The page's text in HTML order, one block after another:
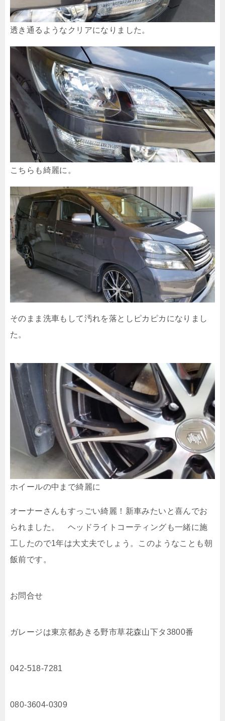
透き通るようなクリアになりました。
こちらも綺麗に。
そのまま洗車もして汚れを落としピカピカになりまし
た。
ホイールの中まで綺麗に
オーナーさんもすっごい綺麗！新車みたいと喜んでお
られました。 ヘッドライトコーティングも一緒に施
工したので1年は大丈夫でしょう。このようなことも朝
飯前です。
お問合せ
ガレージは東京都あきる野市草花森山下タ3800番
042-518-7281
080-3604-0309